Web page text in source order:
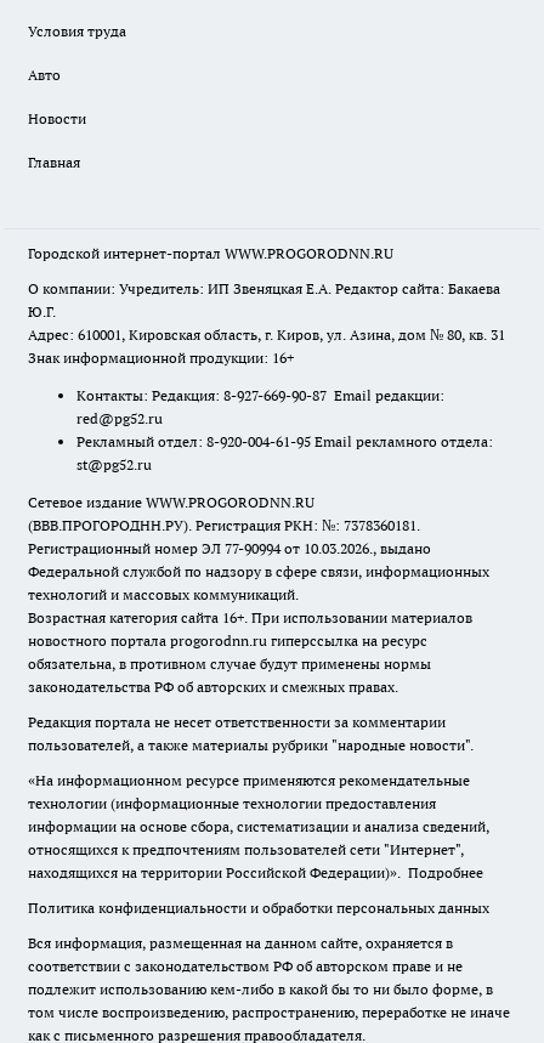
Условия труда
Авто
Новости
Главная
Городской интернет-портал WWW.PROGORODNN.RU
О компании: Учредитель: ИП Звеняцкая Е.А. Редактор сайта: Бакаева
Ю.Г.
Адрес: 610001, Кировская область, г. Киров, ул. Азина, дом № 80, кв. 31
Знак информационной продукции: 16+
Контакты: Редакция: 8-927-669-90-87 Email редакции:
red@pg52.ru
Рекламный отдел: 8-920-004-61-95 Email рекламного отдела:
st@pg52.ru
Сетевое издание WWW.PROGORODNN.RU
(ВВВ.ПРОГОРОДНН.РУ). Регистрация РКН: №: 7378360181.
Регистрационный номер ЭЛ 77-90994 от 10.03.2026., выдано
Федеральной службой по надзору в сфере связи, информационных
технологий и массовых коммуникаций.
Возрастная категория сайта 16+. При использовании материалов
новостного портала progorodnn.ru гиперссылка на ресурс
обязательна, в противном случае будут применены нормы
законодательства РФ об авторских и смежных правах.
Редакция портала не несет ответственности за комментарии
пользователей, а также материалы рубрики "народные новости".
«На информационном ресурсе применяются рекомендательные
технологии (информационные технологии предоставления
информации на основе сбора, систематизации и анализа сведений,
относящихся к предпочтениям пользователей сети "Интернет",
находящихся на территории Российской Федерации)». Подробнее
Политика конфиденциальности и обработки персональных данных
Вся информация, размещенная на данном сайте, охраняется в
соответствии с законодательством РФ об авторском праве и не
подлежит использованию кем-либо в какой бы то ни было форме, в
том числе воспроизведению, распространению, переработке не иначе
как с письменного разрешения правообладателя.